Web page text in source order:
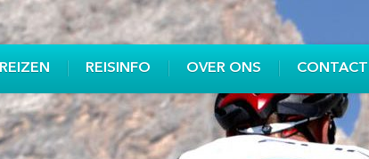
REIZEN REISINFO OVER ONS CONTACT